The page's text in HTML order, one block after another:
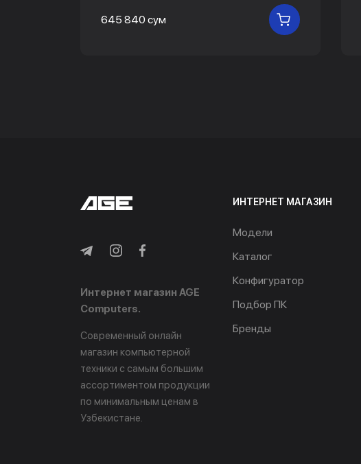
645 840 сум В КОРЗИНУ
Интернет магазин AGE
Computers.
Современный онлайн
магазин компьютерной
техники с самым большим
ассортиментом продукции
по минимальным ценам в
Узбекистане.
ИНТЕРНЕТ МАГАЗИН
Модели
Каталог
Конфигуратор
Подбор ПК
Бренды